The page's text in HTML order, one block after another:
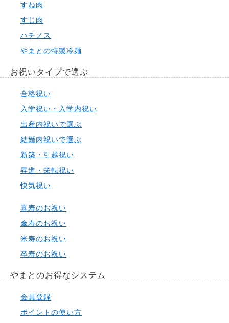
すね肉
すじ肉
ハチノス
やまとの特製冷麺
お祝いタイプで選ぶ
合格祝い
入学祝い・入学内祝い
出産内祝いで選ぶ
結婚内祝いで選ぶ
新築・引越祝い
昇進・栄転祝い
快気祝い
喜寿のお祝い
傘寿のお祝い
米寿のお祝い
卒寿のお祝い
やまとのお得なシステム
会員登録
ポイントの使い方